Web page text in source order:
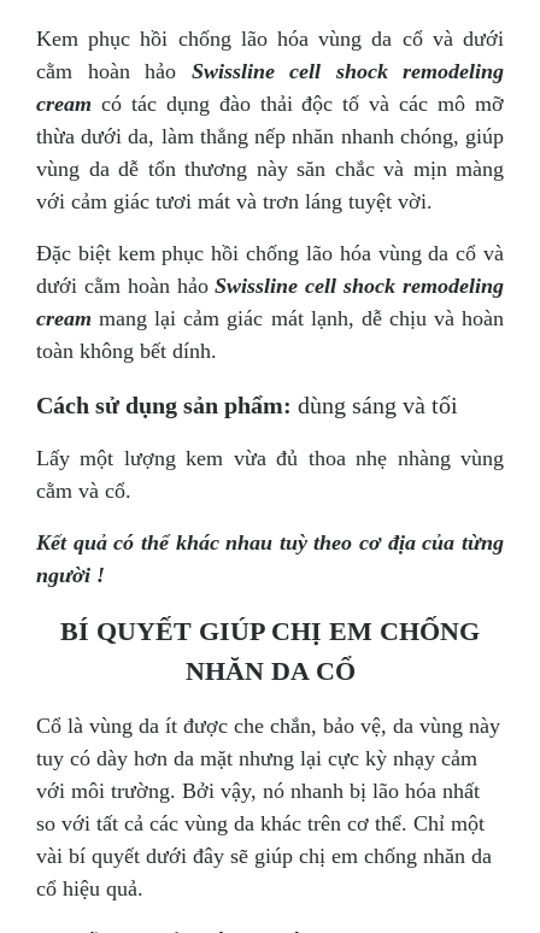
Kem phục hồi chống lão hóa vùng da cổ và dưới
cằm hoàn hảo Swissline cell shock remodeling
cream có tác dụng đào thải độc tố và các mô mỡ
thừa dưới da, làm thẳng nếp nhăn nhanh chóng, giúp
vùng da dễ tổn thương này săn chắc và mịn màng
với cảm giác tươi mát và trơn láng tuyệt vời.
Đặc biệt kem phục hồi chống lão hóa vùng da cổ và
dưới cằm hoàn hảoSwissline cell shock remodeling
cream mang lại cảm giác mát lạnh, dễ chịu và hoàn
toàn không bết dính.
Cách sử dụng sản phẩm: dùng sáng và tối
Lấy một lượng kem vừa đủ thoa nhẹ nhàng vùng
cằm và cổ.
Kết quả có thể khác nhau tuỳ theo cơ địa của từng
người !
BÍ QUYẾT GIÚP CHỊ EM CHỐNG
NHĂN DA CỔ
Cổ là vùng da ít được che chắn, bảo vệ, da vùng này
tuy có dày hơn da mặt nhưng lại cực kỳ nhạy cảm
với môi trường. Bởi vậy, nó nhanh bị lão hóa nhất
so với tất cả các vùng da khác trên cơ thể. Chỉ một
vài bí quyết dưới đây sẽ giúp chị em chống nhăn da
cổ hiệu quả.